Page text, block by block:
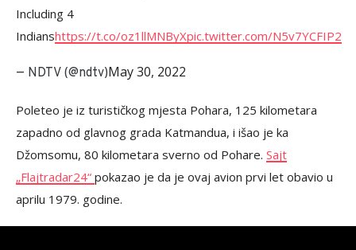
Including 4
Indianshttps://t.co/oz1llMNByXpic.twitter.com/N5v7YCFIP2
— NDTV (@ndtv)May 30, 2022
Poleteo je iz turističkog mjesta Pohara, 125 kilometara
zapadno od glavnog grada Katmandua, i išao je ka
Džomsomu, 80 kilometara sverno od Pohare. Sajt
„Flajtradar24“ pokazao je da je ovaj avion prvi let obavio u
aprilu 1979. godine.